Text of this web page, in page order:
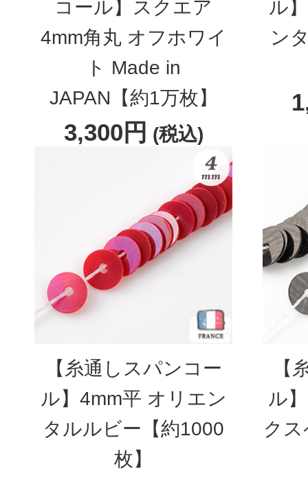
コール】スクエア
4mm角丸 オフホワイ
ト Made in
JAPAN【約1万枚】
3,300円 (税込)
ル
ン
【糸通しスパンコー
ル】4mm平 オリエン
タルルビー【約1000
枚】
【
ル
ク